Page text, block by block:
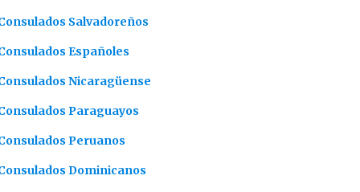
Salvadoreños
Españoles
Nicaragüense
Paraguayos
Peruanos
Dominicanos